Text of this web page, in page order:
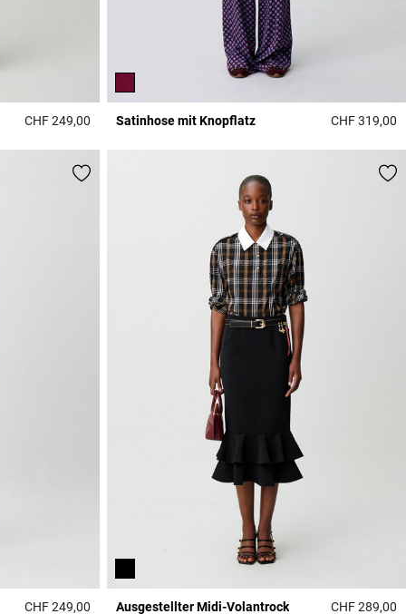
CHF 249,00 4.3 out of 5 Customer Rating
Satinhose mit Knopflatz CHF 319,00
CHF 249,00 Ausgestellter Midi-Volantrock CHF 289,00